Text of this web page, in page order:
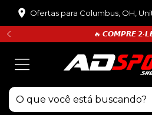
Ofertas para Columbus, OH,
🔥 𝘾𝙊𝙈𝙋𝙍𝙀